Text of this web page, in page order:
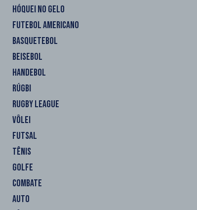
HÓQUEI NO GELO
FUTEBOL AMERICANO
BASQUETEBOL
BEISEBOL
HANDEBOL
RÚGBI
RUGBY LEAGUE
VÔLEI
FUTSAL
TÊNIS
GOLFE
COMBATE
AUTO